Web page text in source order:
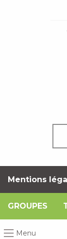
Menu
Mentions
GROUPES